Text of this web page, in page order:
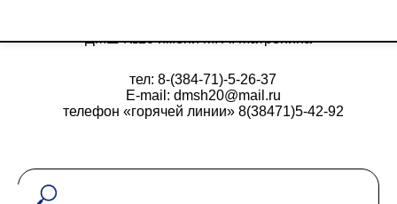
ДМШ №20 имени М. А. Матренина
тел: 8-(384-71)-5-26-37
E-mail: dmsh20@mail.ru
телефон «горячей линии» 8(38471)5-42-92